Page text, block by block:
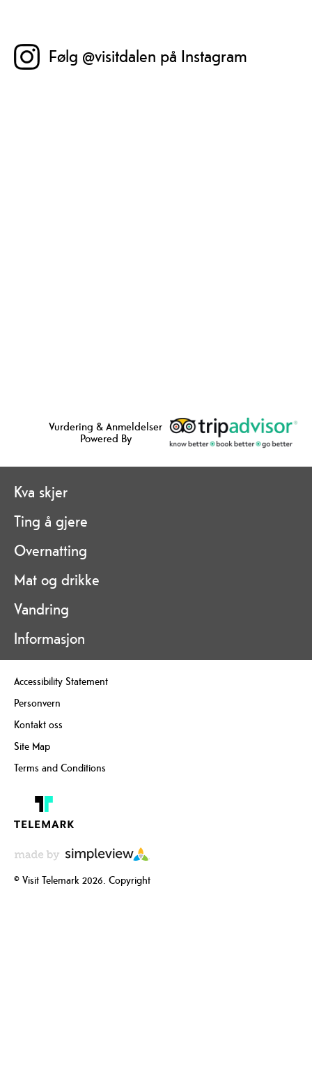
Følg @visitdalen på Instagram
Vurdering & Anmeldelser
Powered By
Kva skjer
Ting å gjere
Overnatting
Mat og drikke
Vandring
Informasjon
Accessibility Statement
Personvern
Kontakt oss
Site Map
Terms and Conditions
© Visit Telemark 2026. Copyright